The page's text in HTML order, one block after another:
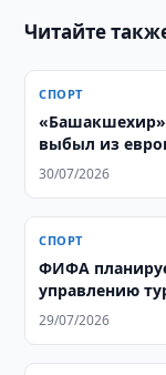
Читайте
СПОРТ
выбыл из
30/07/2026
СПОРТ
ФИФА
управлению
29/07/2026